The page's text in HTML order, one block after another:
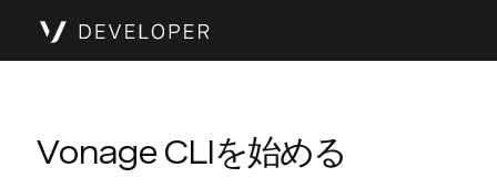
Vonage CLIを始める